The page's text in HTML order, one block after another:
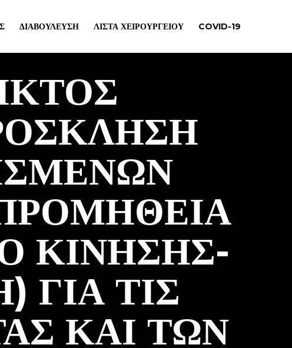
ΔΙΑΒΟΎΛΕΥΣΗ ΛΊΣΤΑ ΧΕΙΡΟΥΡΓΕΊΟΥ COVID-19
ΚΙΝΗΣΗΣ-
ΓΙΑ ΤΙΣ
ΚΑΙ ΤΩΝ